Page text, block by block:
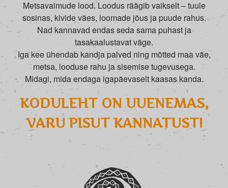
Metsavaimude lood. Loodus räägib vaikselt – tuule
sosinas, kivide väes, loomade jõus ja puude rahus.
Nad kannavad endas seda sama puhast ja
tasakaalustavat väge.
Iga kee ühendab kandja palved ning mõtted maa väe,
metsa, looduse rahu ja sisemise tugevusega.
Midagi, mida endaga igapäevaselt kaasas kanda.
KODULEHT ON UUENEMAS,
VARU PISUT KANNATUST!